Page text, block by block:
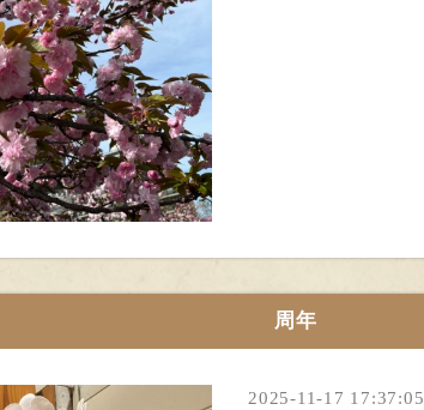
周年
2025-11-17 17:37:05